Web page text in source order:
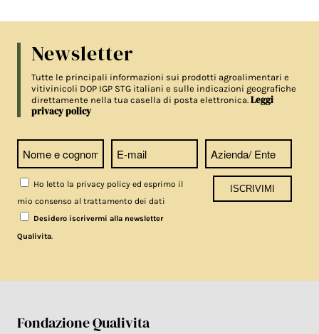
Newsletter
Tutte le principali informazioni sui prodotti agroalimentari e
vitivinicoli DOP IGP STG italiani e sulle indicazioni geografiche
direttamente nella tua casella di posta elettronica.Leggi
privacy policy
Ho letto la privacy policy ed esprimo il
mio consenso al trattamento dei dati
Desidero iscrivermi alla newsletter
Qualivita.
Fondazione Qualivita